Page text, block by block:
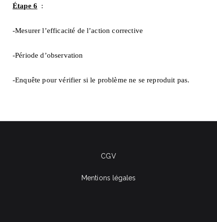
Étape 6 :
-Mesurer l’efficacité de l’action corrective
-Période d’observation
-Enquête pour vérifier si le problème ne se reproduit pas.
CGV
Mentions légales